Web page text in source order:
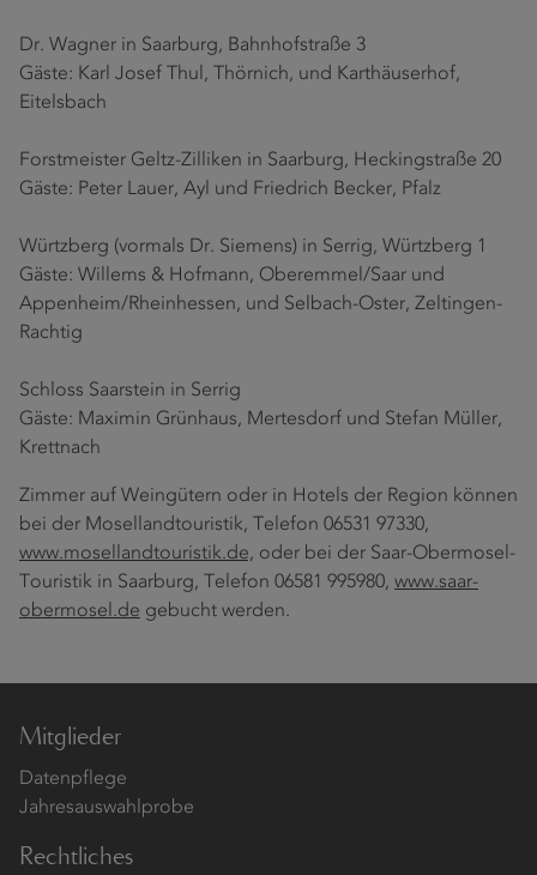
Dr. Wagner in Saarburg, Bahnhofstraße 3
Gäste: Karl Josef Thul, Thörnich, und Karthäuserhof,
Eitelsbach
Forstmeister Geltz-Zilliken in Saarburg, Heckingstraße 20
Gäste: Peter Lauer, Ayl und Friedrich Becker, Pfalz
Würtzberg (vormals Dr. Siemens) in Serrig, Würtzberg 1
Gäste: Willems & Hofmann, Oberemmel/Saar und
Appenheim/Rheinhessen, und Selbach-Oster, Zeltingen-
Rachtig
Schloss Saarstein in Serrig
Gäste: Maximin Grünhaus, Mertesdorf und Stefan Müller,
Krettnach
Zimmer auf Weingütern oder in Hotels der Region können
bei der Mosellandtouristik, Telefon 06531 97330,
www.mosellandtouristik.de, oder bei der Saar-Obermosel-
Touristik in Saarburg, Telefon 06581 995980, www.saar-
obermosel.de gebucht werden.
Mitglieder
Datenpflege
Jahresauswahlprobe
Rechtliches